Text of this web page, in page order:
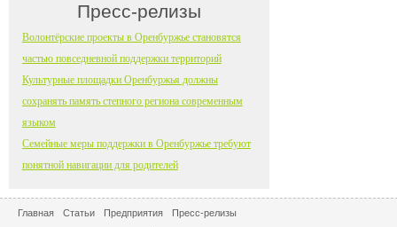
Пресс-релизы
Волонтёрские проекты в Оренбуржье становятся
частью повседневной поддержки территорий
Культурные площадки Оренбуржья должны
сохранять память степного региона современным
языком
Семейные меры поддержки в Оренбуржье требуют
понятной навигации для родителей
Главная Статьи Предприятия Пресс-релизы